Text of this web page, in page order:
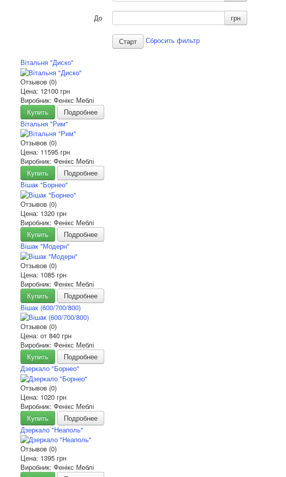
До грн
Сбросить фильтр
Вітальня "Диско"
Отзывов (0)
Цена: 12100 грн
Виробник: Фенікс Меблі
Купить
Подробнее
Вітальня "Рим"
Отзывов (0)
Цена: 11595 грн
Виробник: Фенікс Меблі
Купить
Подробнее
Вішак "Борнео"
Отзывов (0)
Цена: 1320 грн
Виробник: Фенікс Меблі
Купить
Подробнее
Вішак "Модерн"
Отзывов (0)
Цена: 1085 грн
Виробник: Фенікс Меблі
Купить
Подробнее
Вішак (600/700/800)
Отзывов (0)
Цена: от 840 грн
Виробник: Фенікс Меблі
Купить
Подробнее
Дзеркало "Борнео"
Отзывов (0)
Цена: 1020 грн
Виробник: Фенікс Меблі
Купить
Подробнее
Дзеркало "Неаполь"
Отзывов (0)
Цена: 1395 грн
Виробник: Фенікс Меблі